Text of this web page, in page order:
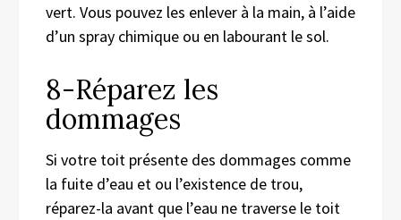
vert. Vous pouvez les enlever à la main, à l’aide
d’un spray chimique ou en labourant le sol.
8-Réparez les
dommages
Si votre toit présente des dommages comme
la fuite d’eau et ou l’existence de trou,
réparez-la avant que l’eau ne traverse le toit